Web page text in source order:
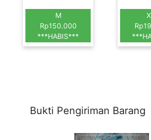
M
Rp150.000
***HABIS***
Bukti Pengiriman Barang